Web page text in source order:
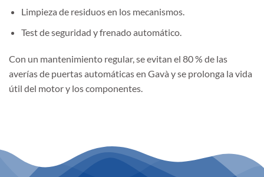
Limpieza de residuos en los mecanismos.
Test de seguridad y frenado automático.
Con un mantenimiento regular, se evitan el 80 % de las
averías de puertas automáticas en Gavà y se prolonga la vida
útil del motor y los componentes.